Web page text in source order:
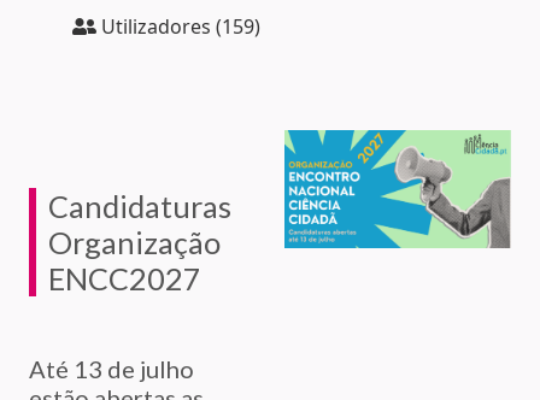
Utilizadores (159)
Candidaturas
Organização
ENCC2027
Até 13 de julho